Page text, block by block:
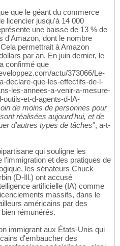
que le géant du commerce
licencier jusqu'à 14 000
une baisse de 13 % de
d'Amazon, dont le nombre
permettrait à Amazon
par an. En juin dernier, le
confirmé que
actu/373066/Le-
declare-que-les-effectifs-de-l-
les-annees-a-venir-a-mesure-
outils-et-d-agents-d-IA-
de moins de personnes pour
réalisées aujourd'hui, et de
d'autres types de tâches", a-t-
qui souligne les
et des pratiques de
les sénateurs Chuck
(D-Ill.) ont accusé
artificielle (IA) comme
massifs, dans le
américains par des
rémunérés.
immigrant aux États-Unis qui
d'embaucher des